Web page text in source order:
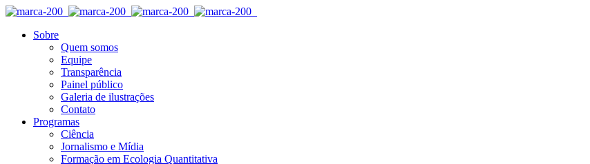
Sobre
Quem somos
Equipe
Transparência
Painel público
Galeria de ilustrações
Contato
Programas
Ciência
Jornalismo e Mídia
Formação em Ecologia Quantitativa